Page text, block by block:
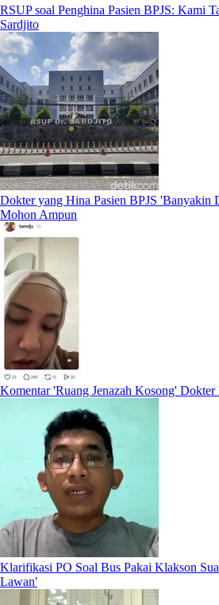
RSUP soal Penghina Pasien BPJS: Kami
Sardjito
Dokter yang Hina Pasien BPJS 'Banyakin
Mohon Ampun
Komentar 'Ruang Jenazah Kosong'
Klarifikasi PO Soal Bus Pakai Klakson
Lawan'